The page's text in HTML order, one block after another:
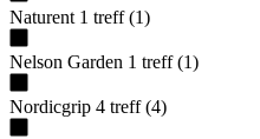
Naturent 1 treff (1)
Nelson Garden 1 treff (1)
Nordicgrip 4 treff (4)